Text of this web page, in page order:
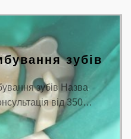
зубів
зубів Назва
від 350…